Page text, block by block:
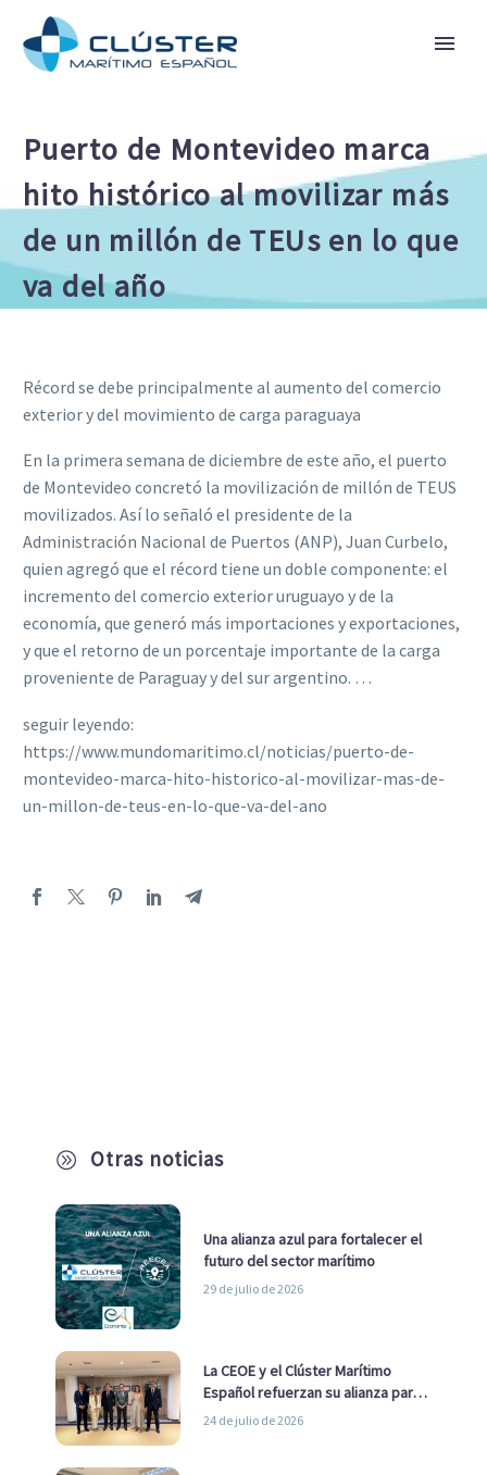
Puerto de Montevideo marca
hito histórico al movilizar más
de un millón de TEUs en lo que
va del año
A Otras noticias
Una alianza azul para fortalecer el
futuro del sector marítimo
29 de julio de 2026
La CEOE y el Clúster Marítimo
Español refuerzan su alianza para
impulsar una estrategia Nacional
24 de julio de 2026
Récord se debe principalmente al aumento del comercio
exterior y del movimiento de carga paraguaya
En la primera semana de diciembre de este año, el puerto
de Montevideo concretó la movilización de millón de TEUS
movilizados. Así lo señaló el presidente de la
Administración Nacional de Puertos (ANP), Juan Curbelo,
quien agregó que el récord tiene un doble componente: el
incremento del comercio exterior uruguayo y de la
economía, que generó más importaciones y exportaciones,
y que el retorno de un porcentaje importante de la carga
proveniente de Paraguay y del sur argentino. …
seguir leyendo:
https://www.mundomaritimo.cl/noticias/puerto-de-
montevideo-marca-hito-historico-al-movilizar-mas-de-
un-millon-de-teus-en-lo-que-va-del-ano